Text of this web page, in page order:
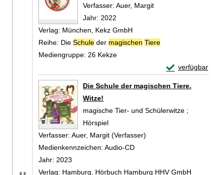
Verfasser: Auer, Margit
Jahr: 2022
Verlag: München, Kekz GmbH
Reihe: Die Schule der magischen Tiere
Mediengruppe: 26 Kekze
verfügbar
Exemplar-
Die Schule der magischen Tiere.
Witze!
magische Tier- und Schülerwitze ;
Hörspiel
Verfasser: Auer, Margit (Verfasser)
Medienkennzeichen: Audio-CD
Jahr: 2023
Verlag: Hamburg, Hörbuch Hamburg HHV GmbH